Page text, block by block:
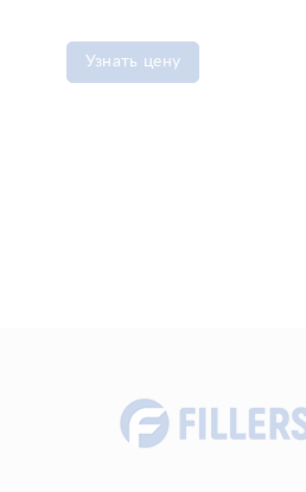
Узнать цену